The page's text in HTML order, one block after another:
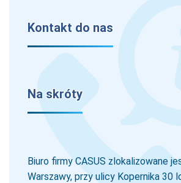
Kontakt do nas
Na skróty
Biuro firmy CASUS zlokalizowane
Warszawy, przy ulicy Kopernika 30